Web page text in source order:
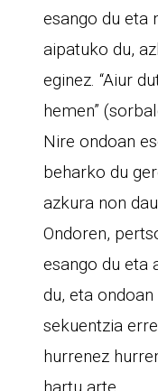
esango du eta
aipatuko du,
eginez. “Aiur
hemen”
Nire ondoan
beharko du
azkura non
Ondoren,
esango du eta
du, eta
sekuentzia
hurrenez
hartu arte.